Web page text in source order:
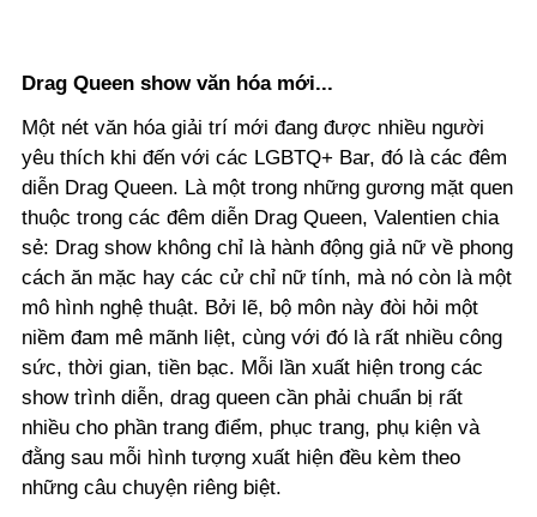
Drag Queen show văn hóa mới...
Một nét văn hóa giải trí mới đang được nhiều người
yêu thích khi đến với các LGBTQ+ Bar, đó là các đêm
diễn Drag Queen. Là một trong những gương mặt quen
thuộc trong các đêm diễn Drag Queen, Valentien chia
sẻ: Drag show không chỉ là hành động giả nữ về phong
cách ăn mặc hay các cử chỉ nữ tính, mà nó còn là một
mô hình nghệ thuật. Bởi lẽ, bộ môn này đòi hỏi một
niềm đam mê mãnh liệt, cùng với đó là rất nhiều công
sức, thời gian, tiền bạc. Mỗi lần xuất hiện trong các
show trình diễn, drag queen cần phải chuẩn bị rất
nhiều cho phần trang điểm, phục trang, phụ kiện và
đằng sau mỗi hình tượng xuất hiện đều kèm theo
những câu chuyện riêng biệt.